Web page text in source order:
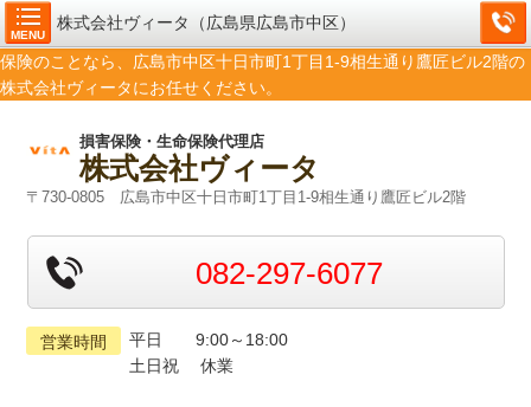
MENU
株式会社ヴィータ（広島県広島市中区）
保険のことなら、広島市中区十日市町1丁目1-9相生通り鷹匠ビル2階の
株式会社ヴィータにお任せください。
損害保険・生命保険代理店
株式会社ヴィータ
〒730-0805 広島市中区十日市町1丁目1-9相生通り鷹匠ビル2階
082-297-6077
営業時間
平日 9:00～18:00
土日祝 休業